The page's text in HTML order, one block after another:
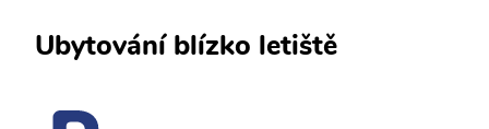
Ubytování blízko letiště